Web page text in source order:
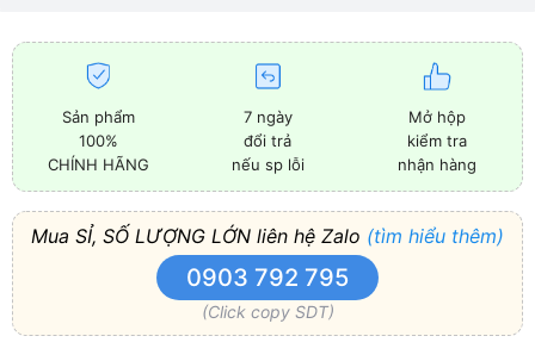
Sản phẩm
100%
CHÍNH HÃNG
7 ngày
đổi trả
nếu sp lỗi
Mở hộp
kiểm tra
nhận hàng
Mua SỈ, SỐ LƯỢNG LỚN liên hệ Zalo (tìm hiểu thêm)
0903 792 795
(Click copy SDT)